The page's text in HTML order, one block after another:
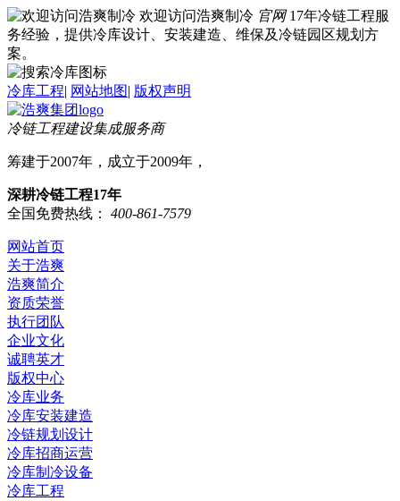
欢迎访问浩爽制冷 官网 17年冷链工程服
务经验，提供冷库设计、安装建造、维保及冷链园区规划方
案。
冷库工程| 网站地图| 版权声明
冷链工程建设集成服务商
筹建于2007年，成立于2009年，
深耕冷链工程17年
全国免费热线：
400-861-7579
网站首页
关于浩爽
浩爽简介
资质荣誉
执行团队
企业文化
诚聘英才
版权中心
冷库业务
冷库安装建造
冷链规划设计
冷库招商运营
冷库制冷设备
冷库工程